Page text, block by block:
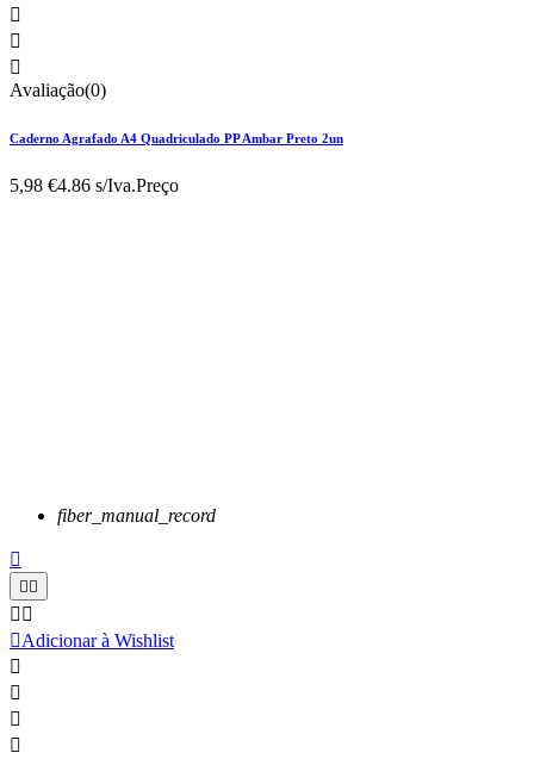



Avaliação(0)
Caderno Agrafado A4 Quadriculado PP Ambar Preto 2un
5,98 €4.86 s/Iva.Preço
fiber_manual_record


 
Adicionar à Wishlist



